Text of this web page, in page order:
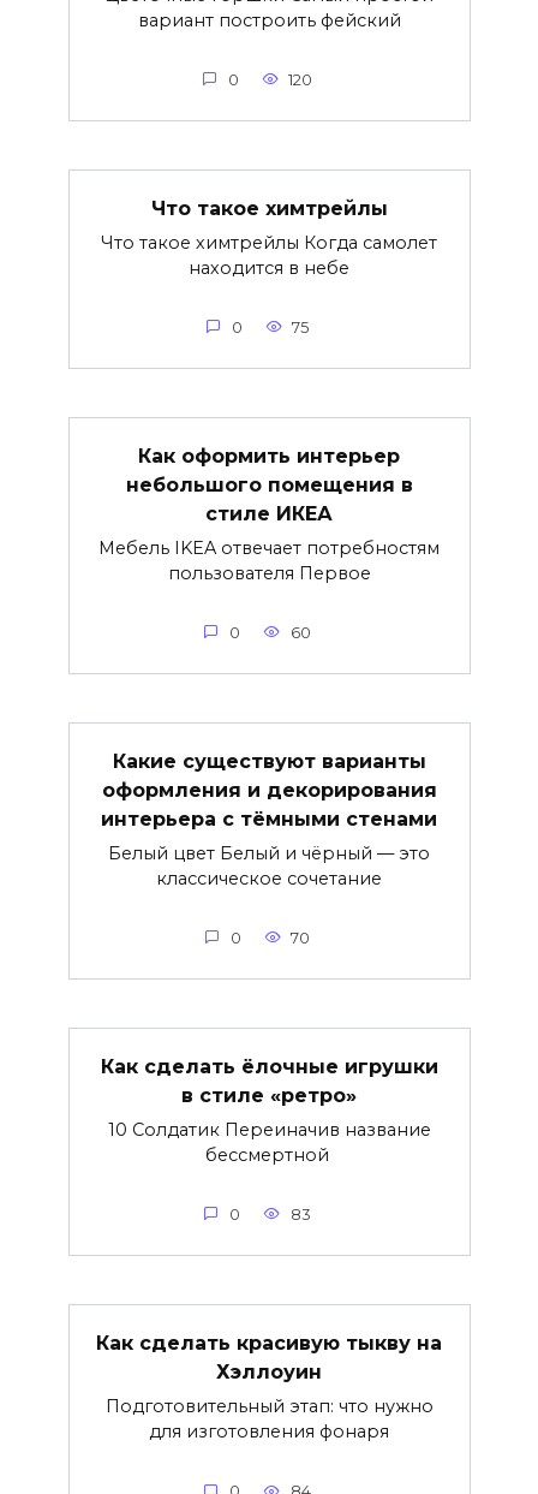
вариант построить фейский
0 120
Что такое химтрейлы
Что такое химтрейлы Когда самолет
находится в небе
0 75
Как оформить интерьер
небольшого помещения в
стиле ИКЕА
Мебель IKEA отвечает потребностям
пользователя Первое
0 60
Какие существуют варианты
оформления и декорирования
интерьера с тёмными стенами
Белый цвет Белый и чёрный — это
классическое сочетание
0 70
Как сделать ёлочные игрушки
в стиле «ретро»
10 Солдатик Переиначив название
бессмертной
0 83
Как сделать красивую тыкву на
Хэллоуин
Подготовительный этап: что нужно
для изготовления фонаря